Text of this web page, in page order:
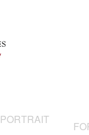
PORTRAIT